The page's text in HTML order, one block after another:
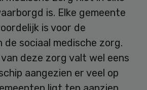
is. Elke gemeente
is voor de
de sociaal medische zorg.
deze zorg valt wel eens
aangezien er veel op